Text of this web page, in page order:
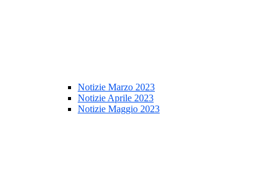
Notizie Marzo 2023
Notizie Aprile 2023
Notizie Maggio 2023